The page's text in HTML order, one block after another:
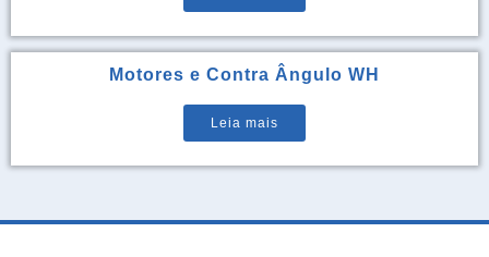
Motores e Contra Ângulo WH
Leia mais